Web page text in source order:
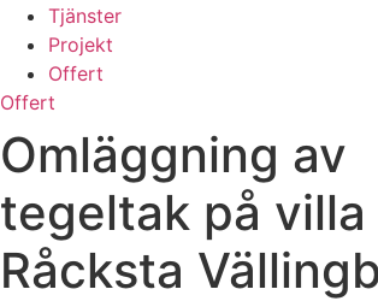
Tjänster
Projekt
Offert
Offert
Omläggning av
tegeltak på villa
Råcksta